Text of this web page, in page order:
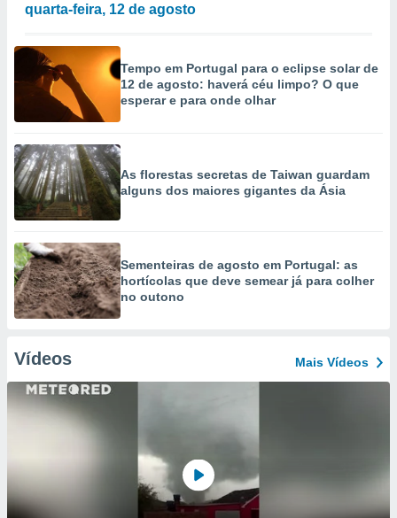
quarta-feira, 12 de agosto
Tempo em Portugal para o eclipse solar de
12 de agosto: haverá céu limpo? O que
esperar e para onde olhar
As florestas secretas de Taiwan guardam
alguns dos maiores gigantes da Ásia
Sementeiras de agosto em Portugal: as
hortícolas que deve semear já para colher
no outono
Vídeos Mais Vídeos